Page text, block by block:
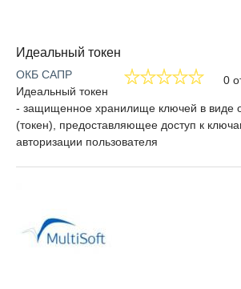
Идеальный токен
0
ОКБ САПР
Идеальный токен
- защищенное хранилище ключей в виде
(токен), предоставляющее доступ к
авторизации пользователя